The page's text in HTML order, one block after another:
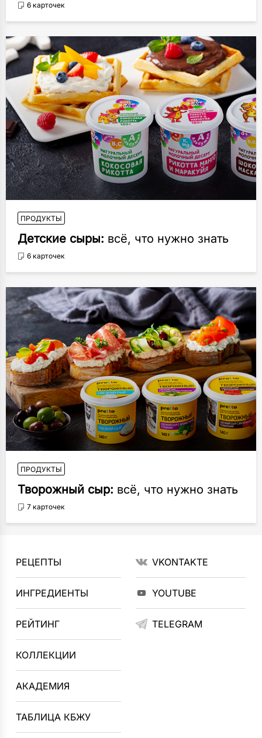
6 карточек
ПРОДУКТЫ
Детские сыры: всё, что нужно знать
6 карточек
ПРОДУКТЫ
Творожный сыр: всё, что нужно знать
7 карточек
РЕЦЕПТЫ
ИНГРЕДИЕНТЫ
РЕЙТИНГ
КОЛЛЕКЦИИ
АКАДЕМИЯ
ТАБЛИЦА КБЖУ
VKONTAKTE
YOUTUBE
TELEGRAM